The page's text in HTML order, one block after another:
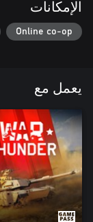
الإمكانات
Online co-op
يعمل مع